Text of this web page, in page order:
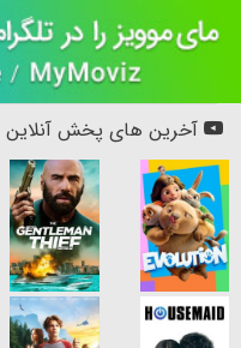
آخرین های پخش آنلاین